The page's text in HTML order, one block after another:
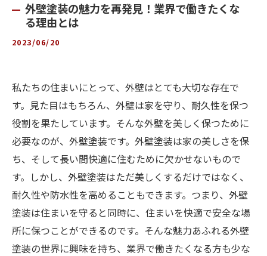
外壁塗装の魅力を再発見！業界で働きたくな
る理由とは
2023/06/20
私たちの住まいにとって、外壁はとても大切な存在で
す。見た目はもちろん、外壁は家を守り、耐久性を保つ
役割を果たしています。そんな外壁を美しく保つために
必要なのが、外壁塗装です。外壁塗装は家の美しさを保
ち、そして長い間快適に住むために欠かせないもので
す。しかし、外壁塗装はただ美しくするだけではなく、
耐久性や防水性を高めることもできます。つまり、外壁
塗装は住まいを守ると同時に、住まいを快適で安全な場
所に保つことができるのです。そんな魅力あふれる外壁
塗装の世界に興味を持ち、業界で働きたくなる方も少な